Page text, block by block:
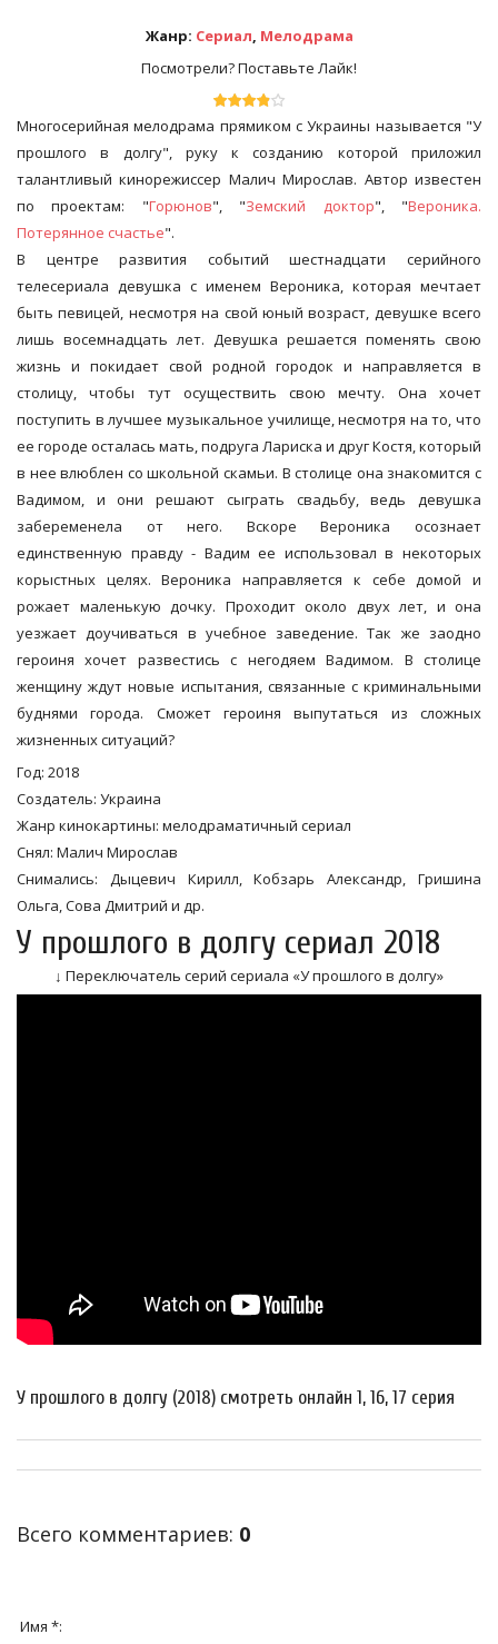
Жанр: Сериал, Мелодрама
Посмотрели? Поставьте Лайк!
Многосерийная мелодрама прямиком с Украины называется "У
прошлого в долгу", руку к созданию которой приложил
талантливый кинорежиссер Малич Мирослав. Автор известен
по проектам: "Горюнов", "Земский доктор", "Вероника.
Потерянное счастье".
В центре развития событий шестнадцати серийного
телесериала девушка с именем Вероника, которая мечтает
быть певицей, несмотря на свой юный возраст, девушке всего
лишь восемнадцать лет. Девушка решается поменять свою
жизнь и покидает свой родной городок и направляется в
столицу, чтобы тут осуществить свою мечту. Она хочет
поступить в лучшее музыкальное училище, несмотря на то, что
ее городе осталась мать, подруга Лариска и друг Костя, который
в нее влюблен со школьной скамьи. В столице она знакомится с
Вадимом, и они решают сыграть свадьбу, ведь девушка
забеременела от него. Вскоре Вероника осознает
единственную правду - Вадим ее использовал в некоторых
корыстных целях. Вероника направляется к себе домой и
рожает маленькую дочку. Проходит около двух лет, и она
уезжает доучиваться в учебное заведение. Так же заодно
героиня хочет развестись с негодяем Вадимом. В столице
женщину ждут новые испытания, связанные с криминальными
буднями города. Сможет героиня выпутаться из сложных
жизненных ситуаций?
Год: 2018
Создатель: Украина
Жанр кинокартины: мелодраматичный сериал
Снял: Малич Мирослав
Снимались: Дыцевич Кирилл, Кобзарь Александр, Гришина
Ольга, Сова Дмитрий и др.
У прошлого в долгу сериал 2018
↓ Переключатель серий сериала «У прошлого в долгу»
У прошлого в долгу (2018) смотреть онлайн 1, 16, 17 серия
Всего комментариев: 0
Имя *: